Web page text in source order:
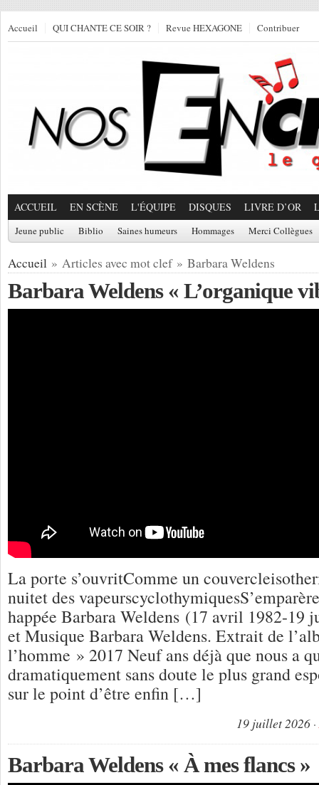
Accueil QUI CHANTE CE SOIR ? Revue HEXAGONE Contribuer
ACCUEIL EN SCÈNE L'ÉQUIPE DISQUES LIVRE D’OR
Jeune public Biblio Saines humeurs Hommages Merci Collègues
Accueil » Articles avec mot clef » Barbara Weldens
Barbara Weldens « L’organique
La porte s’ouvritComme un
nuitet des
happée Barbara Weldens (17 avril 1982-19
et Musique Barbara Weldens. Extrait de
l’homme » 2017 Neuf ans déjà que nous a
dramatiquement sans doute le plus grand
sur le point d’être enfin […]
19 juillet 2026
Barbara Weldens « À mes flancs »